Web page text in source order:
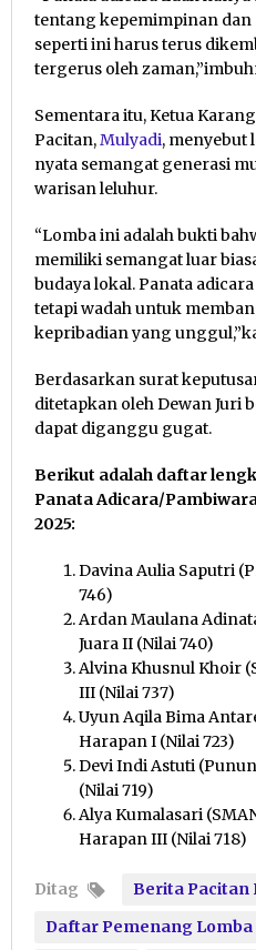
tentang kepemimpinan dan
seperti ini harus terus
tergerus oleh
Sementara itu, Ketua
Pacitan,Mulyadi, menyebut
nyata semangat generasi
warisan leluhur.
“Lomba ini adalah bukti
memiliki semangat luar
budaya lokal. Panata
tetapi wadah untuk
kepribadian yang
Berdasarkan surat
ditetapkan oleh Dewan Juri
dapat diganggu gugat.
Berikut adalah daftar
Panata Adicara/
2025:
Davina Aulia Saputri
746)
Ardan Maulana
Juara II (Nilai 740)
Alvina Khusnul Khoir
III (Nilai 737)
Uyun Aqila Bima
Harapan I (Nilai 723)
Devi Indi Astuti
(Nilai 719)
Alya Kumalasari
Harapan III (Nilai 718)
Ditag
Berita Pacitan
Daftar Pemenang